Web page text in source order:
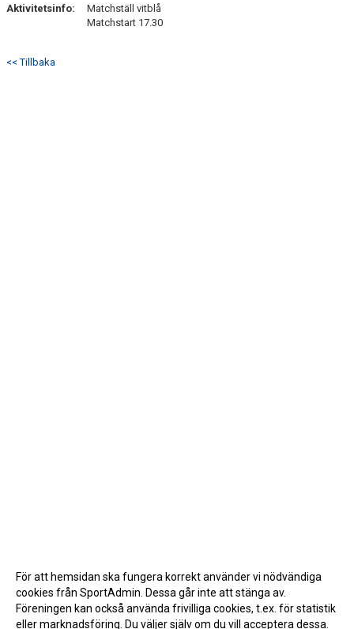
Aktivitetsinfo:
Matchställ vitblå
Matchstart 17.30
<< Tillbaka
För att hemsidan ska fungera korrekt använder vi nödvändiga
cookies från SportAdmin. Dessa går inte att stänga av.
Föreningen kan också använda frivilliga cookies, t.ex. för statistik
eller marknadsföring. Du väljer själv om du vill acceptera dessa.